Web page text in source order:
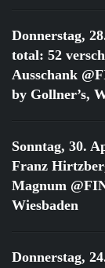
Donnerstag,
total: 52
Ausschank
by Gollner’s,
Sonntag, 30.
Franz
Magnum
Wiesbaden
Donnerstag,